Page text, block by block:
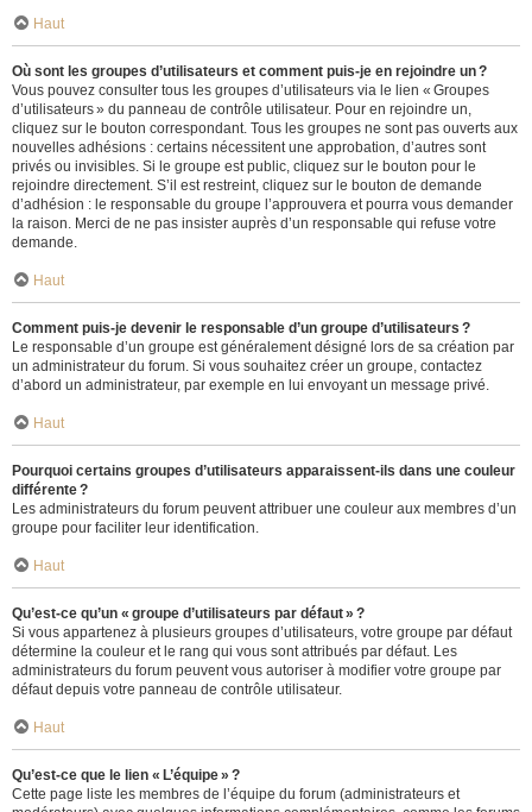
Haut
Où sont les groupes d’utilisateurs et comment puis-je en rejoindre un ?
Vous pouvez consulter tous les groupes d’utilisateurs via le lien « Groupes
d’utilisateurs » du panneau de contrôle utilisateur. Pour en rejoindre un,
cliquez sur le bouton correspondant. Tous les groupes ne sont pas ouverts aux
nouvelles adhésions : certains nécessitent une approbation, d’autres sont
privés ou invisibles. Si le groupe est public, cliquez sur le bouton pour le
rejoindre directement. S’il est restreint, cliquez sur le bouton de demande
d’adhésion : le responsable du groupe l’approuvera et pourra vous demander
la raison. Merci de ne pas insister auprès d’un responsable qui refuse votre
demande.
Haut
Comment puis-je devenir le responsable d’un groupe d’utilisateurs ?
Le responsable d’un groupe est généralement désigné lors de sa création par
un administrateur du forum. Si vous souhaitez créer un groupe, contactez
d’abord un administrateur, par exemple en lui envoyant un message privé.
Haut
Pourquoi certains groupes d’utilisateurs apparaissent-ils dans une couleur
différente ?
Les administrateurs du forum peuvent attribuer une couleur aux membres d’un
groupe pour faciliter leur identification.
Haut
Qu’est-ce qu’un « groupe d’utilisateurs par défaut » ?
Si vous appartenez à plusieurs groupes d’utilisateurs, votre groupe par défaut
détermine la couleur et le rang qui vous sont attribués par défaut. Les
administrateurs du forum peuvent vous autoriser à modifier votre groupe par
défaut depuis votre panneau de contrôle utilisateur.
Haut
Qu’est-ce que le lien « L’équipe » ?
Cette page liste les membres de l’équipe du forum (administrateurs et